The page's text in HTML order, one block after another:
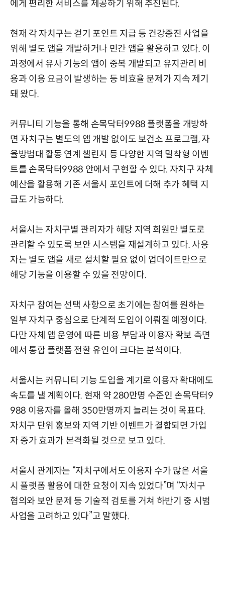
에게 편리한 서비스를 제공하기 위해 추진된다.
현재 각 자치구는 걷기 포인트 지급 등 건강증진 사업을
위해 별도 앱을 개발하거나 민간 앱을 활용하고 있다. 이
과정에서 유사 기능의 앱이 중복 개발되고 유지관리 비
용과 이용 요금이 발생하는 등 비효율 문제가 지속 제기
돼 왔다.
커뮤니티 기능을 통해 손목닥터9988 플랫폼을 개방하
면 자치구는 별도의 앱 개발 없이도 보건소 프로그램, 자
율방범대 활동 연계 챌린지 등 다양한 지역 밀착형 이벤
트를 손목닥터9988 안에서 구현할 수 있다. 자치구 자체
예산을 활용해 기존 서울시 포인트에 더해 추가 혜택 지
급도 가능하다.
서울시는 자치구별 관리자가 해당 지역 회원만 별도로
관리할 수 있도록 보안 시스템을 재설계하고 있다. 사용
자는 별도 앱을 새로 설치할 필요 없이 업데이트만으로
해당 기능을 이용할 수 있을 전망이다.
자치구 참여는 선택 사항으로 초기에는 참여를 원하는
일부 자치구 중심으로 단계적 도입이 이뤄질 예정이다.
다만 자체 앱 운영에 따른 비용 부담과 이용자 확보 측면
에서 통합 플랫폼 전환 유인이 크다는 분석이다.
서울시는 커뮤니티 기능 도입을 계기로 이용자 확대에도
속도를 낼 계획이다. 현재 약 280만명 수준인 손목닥터9
988 이용자를 올해 350만명까지 늘리는 것이 목표다.
자치구 단위 홍보와 지역 기반 이벤트가 결합되면 가입
자 증가 효과가 본격화될 것으로 보고 있다.
서울시 관계자는 “자치구에서도 이용자 수가 많은 서울
시 플랫폼 활용에 대한 요청이 지속 있었다”며 “자치구
협의와 보안 문제 등 기술적 검토를 거쳐 하반기 중 시범
사업을 고려하고 있다”고 말했다.